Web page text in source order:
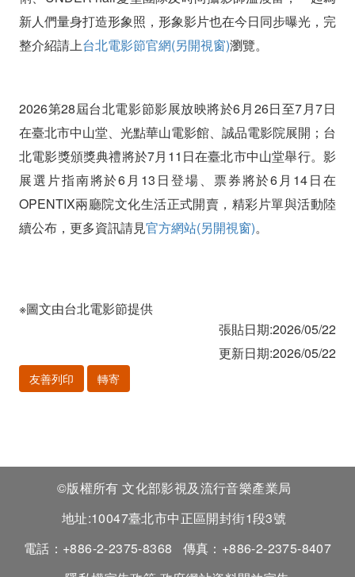
新人們量身打造形象照，形象影片也在今日同步曝光，完
整介紹請上台北電影節官網(另開視窗)瀏覽。
2026第28屆台北電影節影展放映將於6月26日至7月7日
在臺北市中山堂、光點華山電影館、誠品電影院展開；台
北電影獎頒獎典禮將於7月11日在臺北市中山堂舉行。影
展選片指南將於6月13日登場、票券將於6月14日在
OPENTIX兩廳院文化生活正式開賣，精彩片單與活動陸
續公布，更多資訊請見官方網站(另開視窗)。
※圖文由台北電影節提供
張貼日期:2026/05/22
更新日期:2026/05/22
友善列印 轉寄
©版權所有 文化部影視及流行音樂產業局
地址:10047臺北市中正區開封街1段3號
電話：+886-2-2375-8368
傳真：+886-2-2375-8407